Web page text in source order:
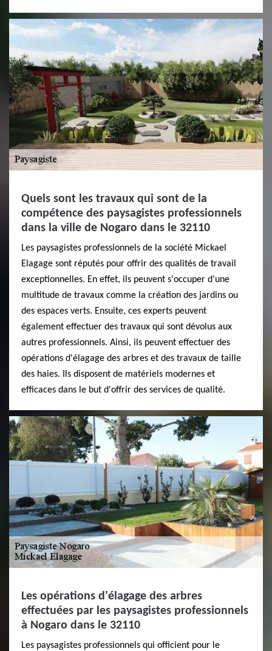
Quels sont les travaux qui sont de la
compétence des paysagistes professionnels
dans la ville de Nogaro dans le 32110
Les paysagistes professionnels de la société Mickael
Elagage sont réputés pour offrir des qualités de travail
exceptionnelles. En effet, ils peuvent s'occuper d'une
multitude de travaux comme la création des jardins ou
des espaces verts. Ensuite, ces experts peuvent
également effectuer des travaux qui sont dévolus aux
autres professionnels. Ainsi, ils peuvent effectuer des
opérations d'élagage des arbres et des travaux de taille
des haies. Ils disposent de matériels modernes et
efficaces dans le but d'offrir des services de qualité.
Les opérations d'élagage des arbres
effectuées par les paysagistes professionnels
à Nogaro dans le 32110
Les paysagistes professionnels qui officient pour le